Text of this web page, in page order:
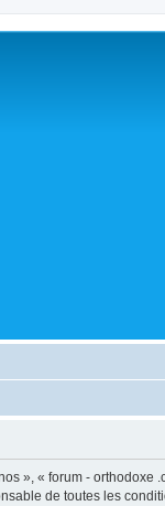
», « forum -
de toutes les